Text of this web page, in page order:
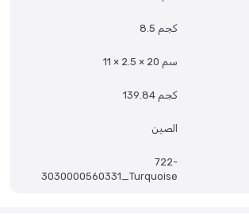
أو تخزينه؟
سندس مصمم ليكون خفيف الوزن، قابلة للطي
في الحشو والغطاء؟
الجودة ومبطنة بطبقة إسفنجية مريحة وقوية،
8.5 كجم
11 × 2.5 × 20 سم
139.84 كجم
الصين
722-
3030000560331_Turquoise